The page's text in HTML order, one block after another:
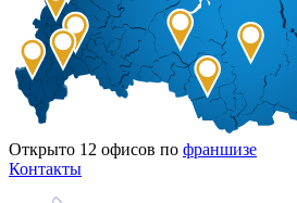
Открыто 12 офисов по франшизе
Контакты